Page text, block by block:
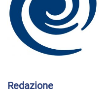
Redazione